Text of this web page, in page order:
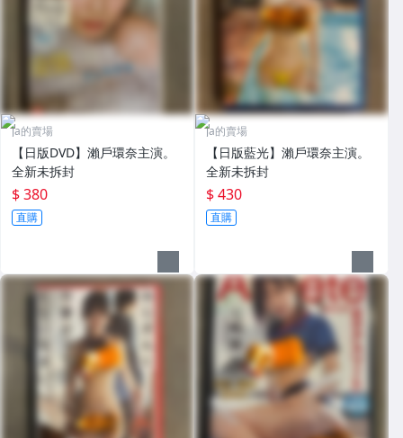
ja的賣場
【日版DVD】瀨戶環奈主演。
全新未拆封
$ 380
直購
ja的賣場
【日版藍光】瀨戶環奈主演。
全新未拆封
$ 430
直購